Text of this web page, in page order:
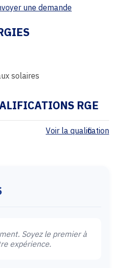
une demande
solaires
RGE
Voir la qualification
Soyez le premier à
expérience.